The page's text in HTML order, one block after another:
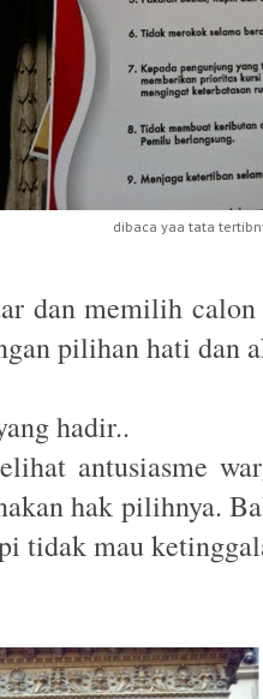
dibaca yaa tata
dan memilih
pilihan hati dan
hadir..
antusiasme
hak pilihnya.
tidak mau